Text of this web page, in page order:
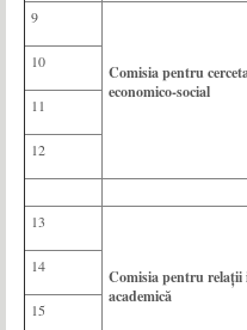
9
Comisia pentru
economico-social
10
11
12
13
Comisia pentru relații
academică
14
15